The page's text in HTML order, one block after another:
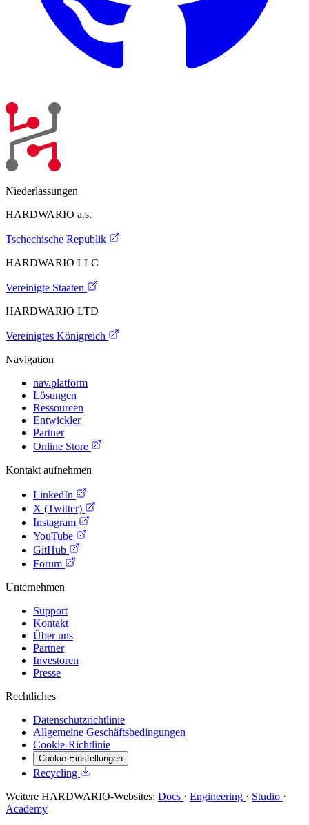
Niederlassungen
HARDWARIO a.s.
Tschechische Republik
HARDWARIO LLC
Vereinigte Staaten
HARDWARIO LTD
Vereinigtes Königreich
Navigation
nav.platform
Lösungen
Ressourcen
Entwickler
Partner
Online Store
Kontakt aufnehmen
LinkedIn
X (Twitter)
Instagram
YouTube
GitHub
Forum
Unternehmen
Support
Kontakt
Über uns
Partner
Investoren
Presse
Rechtliches
Datenschutzrichtlinie
Allgemeine Geschäftsbedingungen
Cookie-Richtlinie
Cookie-Einstellungen
Recycling
Weitere HARDWARIO-Websites: Docs · Engineering · Studio ·
Academy